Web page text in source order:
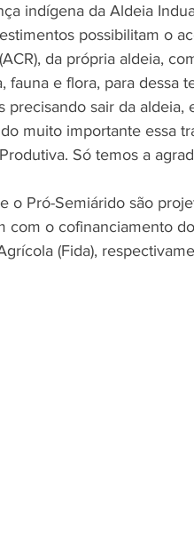
indígena da Aldeia
possibilitam o
da própria aldeia,
fauna e flora, para dessa
precisando sair da
muito importante essa
Só temos a
o Pró-Semiárido são
com o cofinanciamento
(Fida),